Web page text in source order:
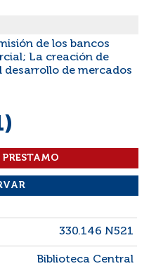
de los bancos
La creación de
de mercados
330.146 N521
Biblioteca Central